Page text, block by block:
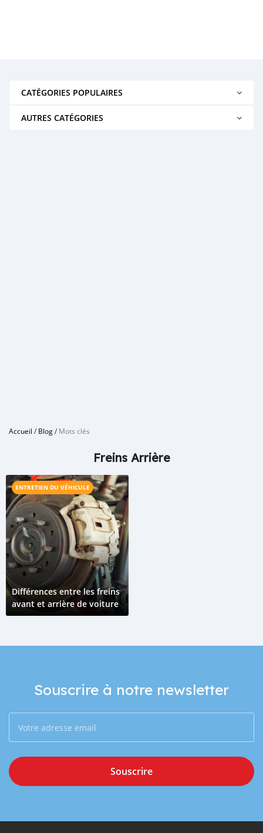
CATÉGORIES POPULAIRES
AUTRES CATÉGORIES
Accueil /Blog/Mots clés
Freins Arrière
ENTRETIEN DU VÉHICULE
Différences entre les freins
avant et arrière de voiture
Souscrire à notre newsletter
Souscrire